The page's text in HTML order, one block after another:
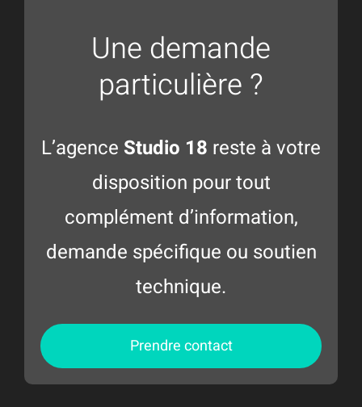
Une demande
particulière ?
L’agence Studio 18 reste à votre
disposition pour tout
complément d’information,
demande spécifique ou soutien
technique.
Prendre contact